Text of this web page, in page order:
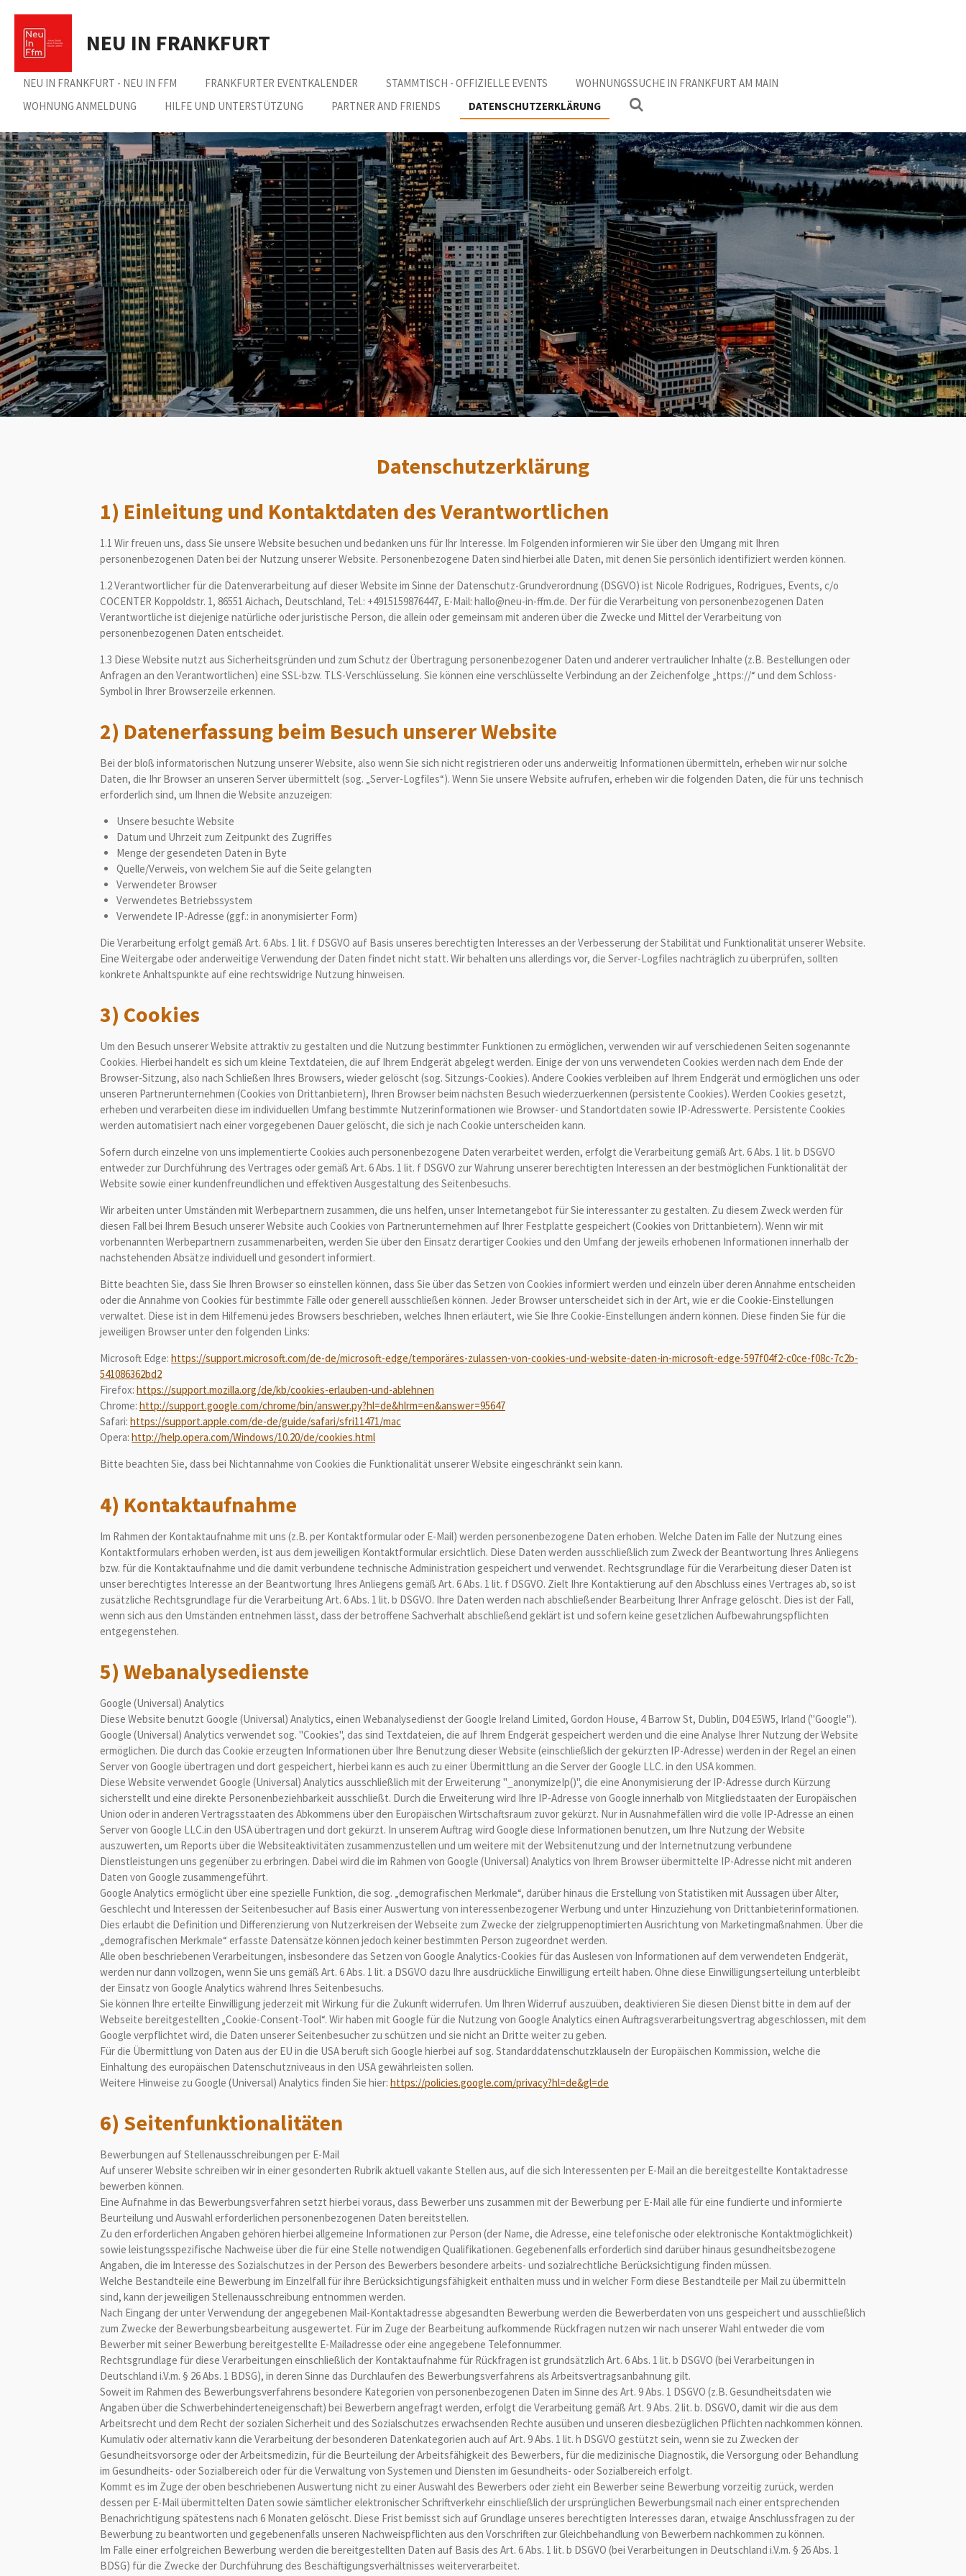
Zum
Hauptinhalt
springen
NEU IN FRANKFURT
NEU IN FRANKFURT - NEU IN FFM FRANKFURTER EVENTKALENDER STAMMTISCH - OFFIZIELLE EVENTS
WOHNUNGSSUCHE IN FRANKFURT AM MAIN
WOHNUNG ANMELDUNG
HILFE UND UNTERSTÜTZUNG PARTNER AND FRIENDS DATENSCHUTZERKLÄRUNG
Datenschutzerklärung
1) Einleitung und Kontaktdaten des Verantwortlichen
1.1 Wir freuen uns, dass Sie unsere Website besuchen und bedanken uns für Ihr Interesse. Im Folgenden informieren wir Sie über den Umgang mit Ihren
personenbezogenen Daten bei der Nutzung unserer Website. Personenbezogene Daten sind hierbei alle Daten, mit denen Sie persönlich identifiziert werden können.
1.2 Verantwortlicher für die Datenverarbeitung auf dieser Website im Sinne der Datenschutz-Grundverordnung (DSGVO) ist Nicole Rodrigues, Rodrigues, Events, c/o
COCENTER Koppoldstr. 1, 86551 Aichach, Deutschland, Tel.: +4915159876447, E-Mail: hallo@neu-in-ffm.de. Der für die Verarbeitung von personenbezogenen Daten
Verantwortliche ist diejenige natürliche oder juristische Person, die allein oder gemeinsam mit anderen über die Zwecke und Mittel der Verarbeitung von
personenbezogenen Daten entscheidet.
1.3 Diese Website nutzt aus Sicherheitsgründen und zum Schutz der Übertragung personenbezogener Daten und anderer vertraulicher Inhalte (z.B. Bestellungen oder
Anfragen an den Verantwortlichen) eine SSL-bzw. TLS-Verschlüsselung. Sie können eine verschlüsselte Verbindung an der Zeichenfolge „https://“ und dem Schloss-
Symbol in Ihrer Browserzeile erkennen.
2) Datenerfassung beim Besuch unserer Website
Bei der bloß informatorischen Nutzung unserer Website, also wenn Sie sich nicht registrieren oder uns anderweitig Informationen übermitteln, erheben wir nur solche
Daten, die Ihr Browser an unseren Server übermittelt (sog. „Server-Logfiles“). Wenn Sie unsere Website aufrufen, erheben wir die folgenden Daten, die für uns technisch
erforderlich sind, um Ihnen die Website anzuzeigen:
Unsere besuchte Website
Datum und Uhrzeit zum Zeitpunkt des Zugriffes
Menge der gesendeten Daten in Byte
Quelle/Verweis, von welchem Sie auf die Seite gelangten
Verwendeter Browser
Verwendetes Betriebssystem
Verwendete IP-Adresse (ggf.: in anonymisierter Form)
Die Verarbeitung erfolgt gemäß Art. 6 Abs. 1 lit. f DSGVO auf Basis unseres berechtigten Interesses an der Verbesserung der Stabilität und Funktionalität unserer Website.
Eine Weitergabe oder anderweitige Verwendung der Daten findet nicht statt. Wir behalten uns allerdings vor, die Server-Logfiles nachträglich zu überprüfen, sollten
konkrete Anhaltspunkte auf eine rechtswidrige Nutzung hinweisen.
3) Cookies
Um den Besuch unserer Website attraktiv zu gestalten und die Nutzung bestimmter Funktionen zu ermöglichen, verwenden wir auf verschiedenen Seiten sogenannte
Cookies. Hierbei handelt es sich um kleine Textdateien, die auf Ihrem Endgerät abgelegt werden. Einige der von uns verwendeten Cookies werden nach dem Ende der
Browser-Sitzung, also nach Schließen Ihres Browsers, wieder gelöscht (sog. Sitzungs-Cookies). Andere Cookies verbleiben auf Ihrem Endgerät und ermöglichen uns oder
unseren Partnerunternehmen (Cookies von Drittanbietern), Ihren Browser beim nächsten Besuch wiederzuerkennen (persistente Cookies). Werden Cookies gesetzt,
erheben und verarbeiten diese im individuellen Umfang bestimmte Nutzerinformationen wie Browser- und Standortdaten sowie IP-Adresswerte. Persistente Cookies
werden automatisiert nach einer vorgegebenen Dauer gelöscht, die sich je nach Cookie unterscheiden kann.
Sofern durch einzelne von uns implementierte Cookies auch personenbezogene Daten verarbeitet werden, erfolgt die Verarbeitung gemäß Art. 6 Abs. 1 lit. b DSGVO
entweder zur Durchführung des Vertrages oder gemäß Art. 6 Abs. 1 lit. f DSGVO zur Wahrung unserer berechtigten Interessen an der bestmöglichen Funktionalität der
Website sowie einer kundenfreundlichen und effektiven Ausgestaltung des Seitenbesuchs.
Wir arbeiten unter Umständen mit Werbepartnern zusammen, die uns helfen, unser Internetangebot für Sie interessanter zu gestalten. Zu diesem Zweck werden für
diesen Fall bei Ihrem Besuch unserer Website auch Cookies von Partnerunternehmen auf Ihrer Festplatte gespeichert (Cookies von Drittanbietern). Wenn wir mit
vorbenannten Werbepartnern zusammenarbeiten, werden Sie über den Einsatz derartiger Cookies und den Umfang der jeweils erhobenen Informationen innerhalb der
nachstehenden Absätze individuell und gesondert informiert.
Bitte beachten Sie, dass Sie Ihren Browser so einstellen können, dass Sie über das Setzen von Cookies informiert werden und einzeln über deren Annahme entscheiden
oder die Annahme von Cookies für bestimmte Fälle oder generell ausschließen können. Jeder Browser unterscheidet sich in der Art, wie er die Cookie-Einstellungen
verwaltet. Diese ist in dem Hilfemenü jedes Browsers beschrieben, welches Ihnen erläutert, wie Sie Ihre Cookie-Einstellungen ändern können. Diese finden Sie für die
jeweiligen Browser unter den folgenden Links:
Microsoft Edge: https://support.microsoft.com/de-de/microsoft-edge/temporäres-zulassen-von-cookies-und-website-daten-in-microsoft-edge-597f04f2-c0ce-f08c-7c2b-
541086362bd2
Firefox: https://support.mozilla.org/de/kb/cookies-erlauben-und-ablehnen
Chrome: http://support.google.com/chrome/bin/answer.py?hl=de&hlrm=en&answer=95647
Safari: https://support.apple.com/de-de/guide/safari/sfri11471/mac
Opera: http://help.opera.com/Windows/10.20/de/cookies.html
Bitte beachten Sie, dass bei Nichtannahme von Cookies die Funktionalität unserer Website eingeschränkt sein kann.
4) Kontaktaufnahme
Im Rahmen der Kontaktaufnahme mit uns (z.B. per Kontaktformular oder E-Mail) werden personenbezogene Daten erhoben. Welche Daten im Falle der Nutzung eines
Kontaktformulars erhoben werden, ist aus dem jeweiligen Kontaktformular ersichtlich. Diese Daten werden ausschließlich zum Zweck der Beantwortung Ihres Anliegens
bzw. für die Kontaktaufnahme und die damit verbundene technische Administration gespeichert und verwendet. Rechtsgrundlage für die Verarbeitung dieser Daten ist
unser berechtigtes Interesse an der Beantwortung Ihres Anliegens gemäß Art. 6 Abs. 1 lit. f DSGVO. Zielt Ihre Kontaktierung auf den Abschluss eines Vertrages ab, so ist
zusätzliche Rechtsgrundlage für die Verarbeitung Art. 6 Abs. 1 lit. b DSGVO. Ihre Daten werden nach abschließender Bearbeitung Ihrer Anfrage gelöscht. Dies ist der Fall,
wenn sich aus den Umständen entnehmen lässt, dass der betroffene Sachverhalt abschließend geklärt ist und sofern keine gesetzlichen Aufbewahrungspflichten
entgegenstehen.
5) Webanalysedienste
Google (Universal) Analytics
Diese Website benutzt Google (Universal) Analytics, einen Webanalysedienst der Google Ireland Limited, Gordon House, 4 Barrow St, Dublin, D04 E5W5, Irland ("Google").
Google (Universal) Analytics verwendet sog. "Cookies", das sind Textdateien, die auf Ihrem Endgerät gespeichert werden und die eine Analyse Ihrer Nutzung der Website
ermöglichen. Die durch das Cookie erzeugten Informationen über Ihre Benutzung dieser Website (einschließlich der gekürzten IP-Adresse) werden in der Regel an einen
Server von Google übertragen und dort gespeichert, hierbei kann es auch zu einer Übermittlung an die Server der Google LLC. in den USA kommen.
Diese Website verwendet Google (Universal) Analytics ausschließlich mit der Erweiterung "_anonymizeIp()", die eine Anonymisierung der IP-Adresse durch Kürzung
sicherstellt und eine direkte Personenbeziehbarkeit ausschließt. Durch die Erweiterung wird Ihre IP-Adresse von Google innerhalb von Mitgliedstaaten der Europäischen
Union oder in anderen Vertragsstaaten des Abkommens über den Europäischen Wirtschaftsraum zuvor gekürzt. Nur in Ausnahmefällen wird die volle IP-Adresse an einen
Server von Google LLC.in den USA übertragen und dort gekürzt. In unserem Auftrag wird Google diese Informationen benutzen, um Ihre Nutzung der Website
auszuwerten, um Reports über die Websiteaktivitäten zusammenzustellen und um weitere mit der Websitenutzung und der Internetnutzung verbundene
Dienstleistungen uns gegenüber zu erbringen. Dabei wird die im Rahmen von Google (Universal) Analytics von Ihrem Browser übermittelte IP-Adresse nicht mit anderen
Daten von Google zusammengeführt.
Google Analytics ermöglicht über eine spezielle Funktion, die sog. „demografischen Merkmale“, darüber hinaus die Erstellung von Statistiken mit Aussagen über Alter,
Geschlecht und Interessen der Seitenbesucher auf Basis einer Auswertung von interessenbezogener Werbung und unter Hinzuziehung von Drittanbieterinformationen.
Dies erlaubt die Definition und Differenzierung von Nutzerkreisen der Webseite zum Zwecke der zielgruppenoptimierten Ausrichtung von Marketingmaßnahmen. Über die
„demografischen Merkmale“ erfasste Datensätze können jedoch keiner bestimmten Person zugeordnet werden.
Alle oben beschriebenen Verarbeitungen, insbesondere das Setzen von Google Analytics-Cookies für das Auslesen von Informationen auf dem verwendeten Endgerät,
werden nur dann vollzogen, wenn Sie uns gemäß Art. 6 Abs. 1 lit. a DSGVO dazu Ihre ausdrückliche Einwilligung erteilt haben. Ohne diese Einwilligungserteilung unterbleibt
der Einsatz von Google Analytics während Ihres Seitenbesuchs.
Sie können Ihre erteilte Einwilligung jederzeit mit Wirkung für die Zukunft widerrufen. Um Ihren Widerruf auszuüben, deaktivieren Sie diesen Dienst bitte in dem auf der
Webseite bereitgestellten „Cookie-Consent-Tool“. Wir haben mit Google für die Nutzung von Google Analytics einen Auftragsverarbeitungsvertrag abgeschlossen, mit dem
Google verpflichtet wird, die Daten unserer Seitenbesucher zu schützen und sie nicht an Dritte weiter zu geben.
Für die Übermittlung von Daten aus der EU in die USA beruft sich Google hierbei auf sog. Standarddatenschutzklauseln der Europäischen Kommission, welche die
Einhaltung des europäischen Datenschutzniveaus in den USA gewährleisten sollen.
Weitere Hinweise zu Google (Universal) Analytics finden Sie hier: https://policies.google.com/privacy?hl=de&gl=de
6) Seitenfunktionalitäten
Bewerbungen auf Stellenausschreibungen per E-Mail
Auf unserer Website schreiben wir in einer gesonderten Rubrik aktuell vakante Stellen aus, auf die sich Interessenten per E-Mail an die bereitgestellte Kontaktadresse
bewerben können.
Eine Aufnahme in das Bewerbungsverfahren setzt hierbei voraus, dass Bewerber uns zusammen mit der Bewerbung per E-Mail alle für eine fundierte und informierte
Beurteilung und Auswahl erforderlichen personenbezogenen Daten bereitstellen.
Zu den erforderlichen Angaben gehören hierbei allgemeine Informationen zur Person (der Name, die Adresse, eine telefonische oder elektronische Kontaktmöglichkeit)
sowie leistungsspezifische Nachweise über die für eine Stelle notwendigen Qualifikationen. Gegebenenfalls erforderlich sind darüber hinaus gesundheitsbezogene
Angaben, die im Interesse des Sozialschutzes in der Person des Bewerbers besondere arbeits- und sozialrechtliche Berücksichtigung finden müssen.
Welche Bestandteile eine Bewerbung im Einzelfall für ihre Berücksichtigungsfähigkeit enthalten muss und in welcher Form diese Bestandteile per Mail zu übermitteln
sind, kann der jeweiligen Stellenausschreibung entnommen werden.
Nach Eingang der unter Verwendung der angegebenen Mail-Kontaktadresse abgesandten Bewerbung werden die Bewerberdaten von uns gespeichert und ausschließlich
zum Zwecke der Bewerbungsbearbeitung ausgewertet. Für im Zuge der Bearbeitung aufkommende Rückfragen nutzen wir nach unserer Wahl entweder die vom
Bewerber mit seiner Bewerbung bereitgestellte E-Mailadresse oder eine angegebene Telefonnummer.
Rechtsgrundlage für diese Verarbeitungen einschließlich der Kontaktaufnahme für Rückfragen ist grundsätzlich Art. 6 Abs. 1 lit. b DSGVO (bei Verarbeitungen in
Deutschland i.V.m. § 26 Abs. 1 BDSG), in deren Sinne das Durchlaufen des Bewerbungsverfahrens als Arbeitsvertragsanbahnung gilt.
Soweit im Rahmen des Bewerbungsverfahrens besondere Kategorien von personenbezogenen Daten im Sinne des Art. 9 Abs. 1 DSGVO (z.B. Gesundheitsdaten wie
Angaben über die Schwerbehinderteneigenschaft) bei Bewerbern angefragt werden, erfolgt die Verarbeitung gemäß Art. 9 Abs. 2 lit. b. DSGVO, damit wir die aus dem
Arbeitsrecht und dem Recht der sozialen Sicherheit und des Sozialschutzes erwachsenden Rechte ausüben und unseren diesbezüglichen Pflichten nachkommen können.
Kumulativ oder alternativ kann die Verarbeitung der besonderen Datenkategorien auch auf Art. 9 Abs. 1 lit. h DSGVO gestützt sein, wenn sie zu Zwecken der
Gesundheitsvorsorge oder der Arbeitsmedizin, für die Beurteilung der Arbeitsfähigkeit des Bewerbers, für die medizinische Diagnostik, die Versorgung oder Behandlung
im Gesundheits- oder Sozialbereich oder für die Verwaltung von Systemen und Diensten im Gesundheits- oder Sozialbereich erfolgt.
Kommt es im Zuge der oben beschriebenen Auswertung nicht zu einer Auswahl des Bewerbers oder zieht ein Bewerber seine Bewerbung vorzeitig zurück, werden
dessen per E-Mail übermittelten Daten sowie sämtlicher elektronischer Schriftverkehr einschließlich der ursprünglichen Bewerbungsmail nach einer entsprechenden
Benachrichtigung spätestens nach 6 Monaten gelöscht. Diese Frist bemisst sich auf Grundlage unseres berechtigten Interesses daran, etwaige Anschlussfragen zu der
Bewerbung zu beantworten und gegebenenfalls unseren Nachweispflichten aus den Vorschriften zur Gleichbehandlung von Bewerbern nachkommen zu können.
Im Falle einer erfolgreichen Bewerbung werden die bereitgestellten Daten auf Basis des Art. 6 Abs. 1 lit. b DSGVO (bei Verarbeitungen in Deutschland i.V.m. § 26 Abs. 1
BDSG) für die Zwecke der Durchführung des Beschäftigungsverhältnisses weiterverarbeitet.